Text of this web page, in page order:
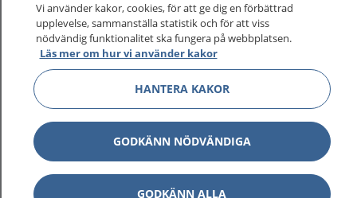
Vi använder kakor, cookies, för att ge dig en förbättrad
upplevelse, sammanställa statistik och för att viss
nödvändig funktionalitet ska fungera på webbplatsen.
Läs mer om hur vi använder kakor
HANTERA KAKOR
GODKÄNN NÖDVÄNDIGA
GODKÄNN ALLA